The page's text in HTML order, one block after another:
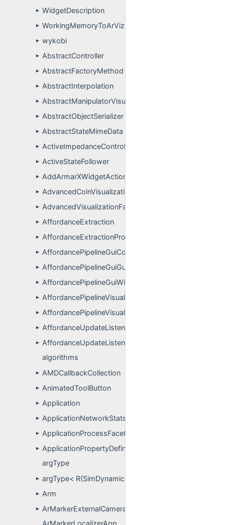
► WidgetDescription
► WorkingMemoryToArVizGroup
► wykobi
► AbstractController
► AbstractFactoryMethod
► AbstractInterpolation
► AbstractManipulatorVisualization
► AbstractObjectSerializer
► AbstractStateMimeData
► ActiveImpedanceControlTarget
► ActiveStateFollower
► AddArmarXWidgetAction
► AdvancedCoinVisualizationFactory
► AdvancedVisualizationFactory
► AffordanceExtraction
► AffordanceExtractionPropertyDefinitions
► AffordancePipelineGuiConfigDialog
► AffordancePipelineGuiGuiPlugin
► AffordancePipelineGuiWidgetController
► AffordancePipelineVisualization
► AffordancePipelineVisualizationPropertyDefinitions
► AffordanceUpdateListener
►
AffordanceUpdateListenerPropertyDefinitions
algorithms
► AMDCallbackCollection
► AnimatedToolButton
► Application
► ApplicationNetworkStats
► ApplicationProcessFacet
►
ApplicationPropertyDefinitions
argType
► argType< R(SimDynamics::DynamicsEngine::*)(A)>
► Arm
►
ArMarkerExternalCameraCalibration